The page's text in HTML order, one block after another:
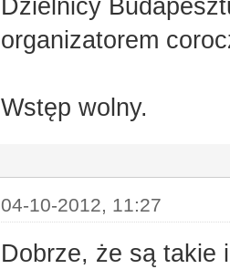
Dzielnicy
organizatorem
Wstęp wolny.
04-10-2012, 11:27
Dobrze, że są takie